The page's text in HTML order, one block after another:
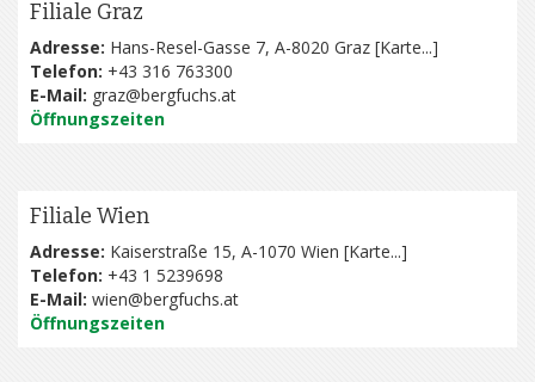
Filiale Graz
Adresse: Hans-Resel-Gasse 7, A-8020 Graz [Karte...]
Telefon: +43 316 763300
E-Mail: graz@bergfuchs.at
Öffnungszeiten
Filiale Wien
Adresse: Kaiserstraße 15, A-1070 Wien [Karte...]
Telefon: +43 1 5239698
E-Mail: wien@bergfuchs.at
Öffnungszeiten